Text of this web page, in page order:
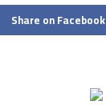
Share on Facebook